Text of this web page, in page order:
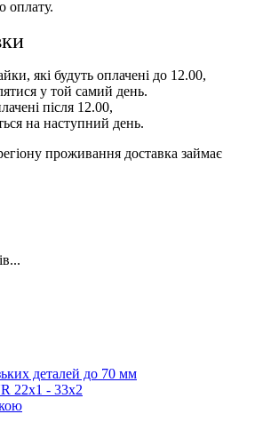
оплату.
які будуть оплачені до 12.00,
у той самий день.
після 12.00,
на наступний день.
проживання доставка займає
деталей до 70 мм
22х1 ‐ 33х2